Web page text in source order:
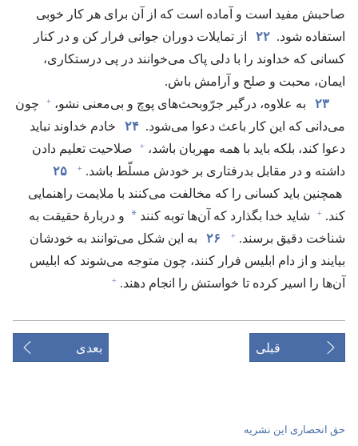
صاحبش مفید است و آماده است که از آن برای هر کار خوبی
استفاده شود.‏ ۲۲
از تمایلات دوران جوانی فرار کن و در کنار
کسانی که خداوند را با دلی پاک می‌خوانند در پی درستکاری،‏
ایمان،‏ محبت و صلح و آرامش باش.‏
۲۳
به علاوه،‏ درگیر جرّوبحث‌های پوچ و بی‌معنی نشو،‏ +
چون
می‌دانی که این کار باعث دعوا می‌شود.‏ ۲۴
خادم خداوند نباید
دعوا کند،‏ بلکه باید با همه مهربان باشد،‏ +
صلاحیت تعلیم دادن
داشته و در مقابل بدرفتاری بر خودش مسلّط باشد.‏ +
۲۵
همچنین باید کسانی را که مخالفت می‌کنند با ملایمت راهنمایی
کند.‏ + شاید خدا بگذارد که آن‌ها توبه کنند * و دربارهٔ حقیقت به
شناخت دقیق برسند.‏ + ۲۶
به این شکل می‌توانند به خودشان
بیایند و از دام ابلیس فرار کنند،‏ چون متوجه می‌شوند که ابلیس
آن‌ها را اسیر کرده تا خواستش را انجام دهند.‏ +
قبلی بعدی
حق انحصاری این نشریه